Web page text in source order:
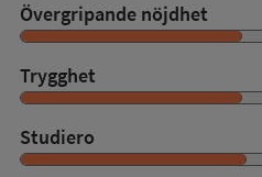
Övergripande nöjdhet
Trygghet
Studiero